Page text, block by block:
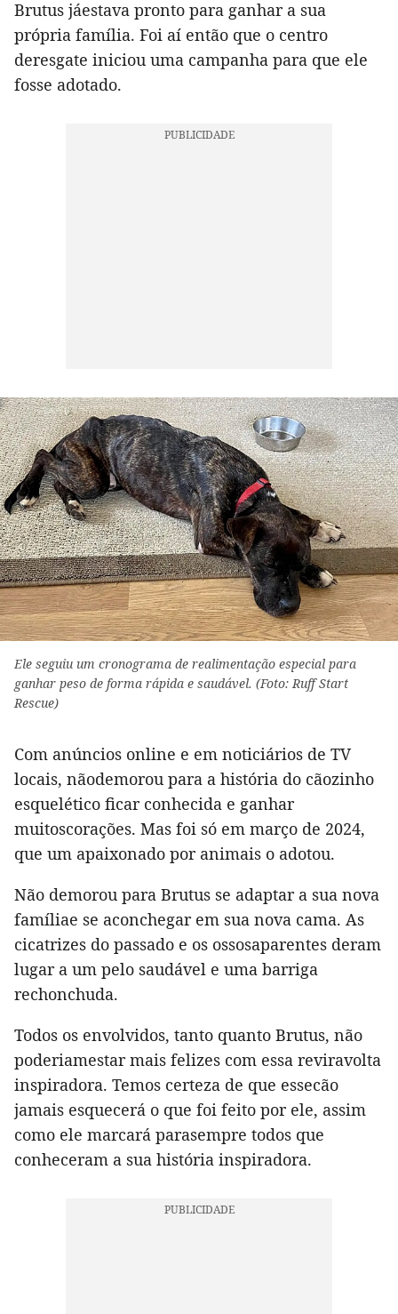
Brutus jáestava pronto para ganhar a sua
própria família. Foi aí então que o centro
deresgate iniciou uma campanha para que ele
fosse adotado.
Ele seguiu um cronograma de realimentação especial para
ganhar peso de forma rápida e saudável. (Foto: Ruff Start
Rescue)
Com anúncios online e em noticiários de TV
locais, nãodemorou para a história do cãozinho
esquelético ficar conhecida e ganhar
muitoscorações. Mas foi só em março de 2024,
que um apaixonado por animais o adotou.
Não demorou para Brutus se adaptar a sua nova
famíliae se aconchegar em sua nova cama. As
cicatrizes do passado e os ossosaparentes deram
lugar a um pelo saudável e uma barriga
rechonchuda.
Todos os envolvidos, tanto quanto Brutus, não
poderiamestar mais felizes com essa reviravolta
inspiradora. Temos certeza de que essecão
jamais esquecerá o que foi feito por ele, assim
como ele marcará parasempre todos que
conheceram a sua história inspiradora.